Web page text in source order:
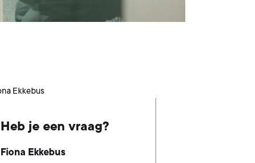
Heb je een vraag?
Fiona Ekkebus